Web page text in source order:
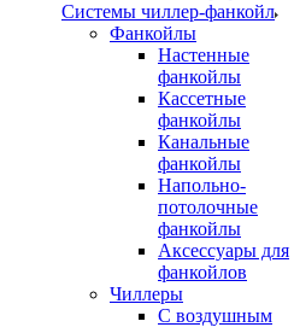
Системы чиллер-фанкойл
Фанкойлы
Настенные
фанкойлы
Кассетные
фанкойлы
Канальные
фанкойлы
Напольно-
потолочные
фанкойлы
Аксессуары для
фанкойлов
Чиллеры
С воздушным